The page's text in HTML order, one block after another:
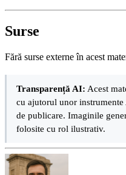
Surse
Fără surse externe în acest
Transparență AI: Acest
cu ajutorul unor
de publicare. Imaginile
folosite cu rol ilustrativ.